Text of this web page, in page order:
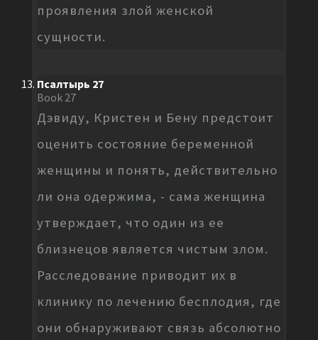
проявления злой женской
сущности.
Псалтырь 27
Book 27
Дэвиду, Кристен и Бену предстоит
оценить состояние беременной
женщины и понять, действительно
ли она одержима, - сама женщина
утверждает, что один из ее
близнецов является чистым злом.
Расследование приводит их в
клинику по лечению бесплодия, где
они обнаруживают связь абсолютно